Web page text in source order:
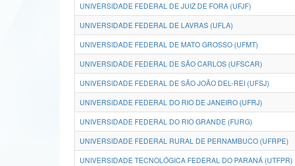
UNIVERSIDADE FEDERAL DE JUIZ DE FORA (UFJF)
UNIVERSIDADE FEDERAL DE LAVRAS (UFLA)
UNIVERSIDADE FEDERAL DE MATO GROSSO (UFMT)
UNIVERSIDADE FEDERAL DE SÃO CARLOS (UFSCAR)
UNIVERSIDADE FEDERAL DE SÃO JOÃO DEL-REI (UFSJ)
UNIVERSIDADE FEDERAL DO RIO DE JANEIRO (UFRJ)
UNIVERSIDADE FEDERAL DO RIO GRANDE (FURG)
UNIVERSIDADE FEDERAL RURAL DE PERNAMBUCO (UFRPE)
UNIVERSIDADE TECNOLÓGICA FEDERAL DO PARANÁ (UTFPR)